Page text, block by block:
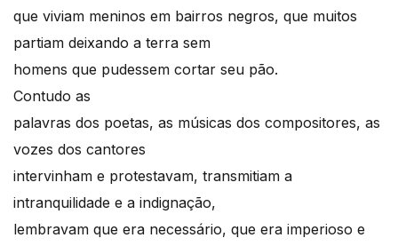
que viviam meninos em bairros negros, que muitos
partiam deixando a terra sem
homens que pudessem cortar seu pão.
Contudo as
palavras dos poetas, as músicas dos compositores, as
vozes dos cantores
intervinham e protestavam, transmitiam a
intranquilidade e a indignação,
lembravam que era necessário, que era imperioso e